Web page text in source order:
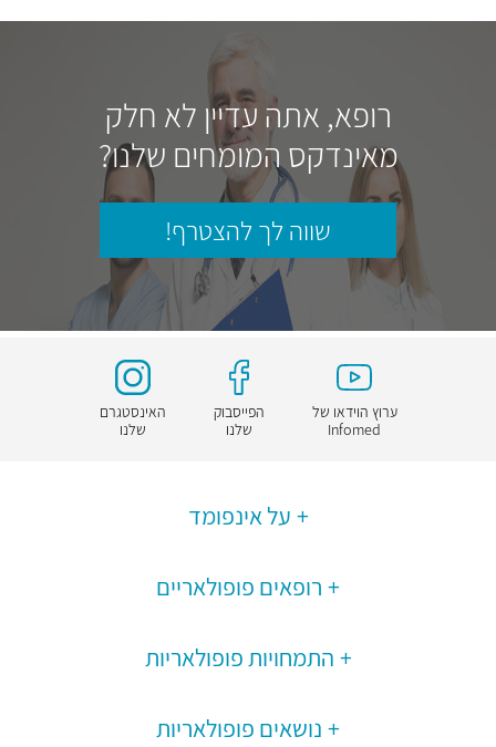
רופא, אתה עדיין לא חלק
מאינדקס המומחים שלנו?
שווה לך להצטרף!
ערוץ הוידאו של
Infomed
הפייסבוק
שלנו
האינסטגרם
שלנו
על אינפומד
רופאים פופולאריים
התמחויות פופולאריות
נושאים פופולאריות